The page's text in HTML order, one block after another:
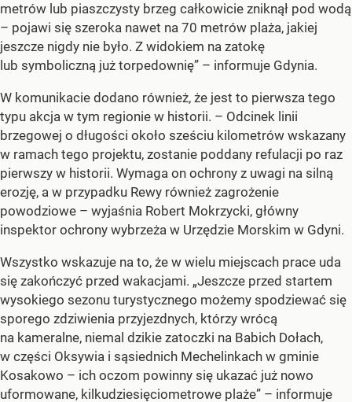
metrów lub piaszczysty brzeg całkowicie zniknął pod wodą
– pojawi się szeroka nawet na 70 metrów plaża, jakiej
jeszcze nigdy nie było. Z widokiem na zatokę
lub symboliczną już torpedownię” – informuje Gdynia.
W komunikacie dodano również, że jest to pierwsza tego
typu akcja w tym regionie w historii. – Odcinek linii
brzegowej o długości około sześciu kilometrów wskazany
w ramach tego projektu, zostanie poddany refulacji po raz
pierwszy w historii. Wymaga on ochrony z uwagi na silną
erozję, a w przypadku Rewy również zagrożenie
powodziowe – wyjaśnia Robert Mokrzycki, główny
inspektor ochrony wybrzeża w Urzędzie Morskim w Gdyni.
Wszystko wskazuje na to, że w wielu miejscach prace uda
się zakończyć przed wakacjami. „Jeszcze przed startem
wysokiego sezonu turystycznego możemy spodziewać się
sporego zdziwienia przyjezdnych, którzy wrócą
na kameralne, niemal dzikie zatoczki na Babich Dołach,
w części Oksywia i sąsiednich Mechelinkach w gminie
Kosakowo – ich oczom powinny się ukazać już nowo
uformowane, kilkudziesięciometrowe plaże” – informuje